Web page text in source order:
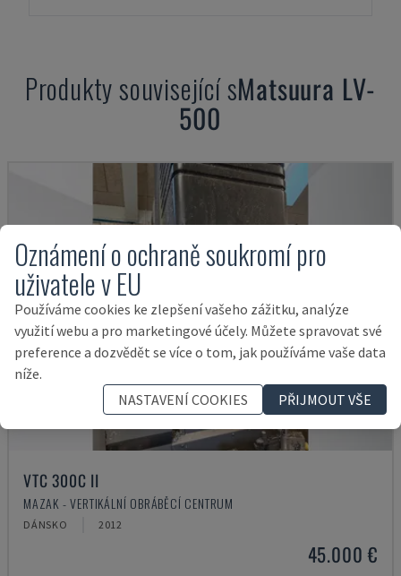
Produkty související sMatsuura LV-
500
VTC 300C II
MAZAK - VERTIKÁLNÍ OBRÁBĚCÍ CENTRUM
DÁNSKO 2012
45.000 €
Oznámení o ochraně soukromí pro
uživatele v EU
Používáme cookies ke zlepšení vašeho zážitku, analýze
využití webu a pro marketingové účely. Můžete spravovat své
preference a dozvědět se více o tom, jak používáme vaše data
níže.
NASTAVENÍ COOKIES
PŘIJMOUT VŠE